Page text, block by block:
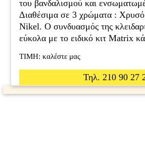
του βανδαλισμού και
Διαθέσιμα σε 3 χρώματα :
Nikel. Ο συνδυασμός της
εύκολα με το ειδικό κιτ Matrix
ΤΙΜΗ: καλέστε μας
Τηλ. 210 90 27